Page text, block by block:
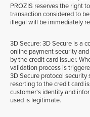
PROZIS reserves the right
transaction considered to
illegal will be immediately
3D Secure: 3D Secure is a
online payment security
by the credit card issuer.
validation process is
3D Secure protocol
resorting to the credit card
customer's identity and
used is legitimate.